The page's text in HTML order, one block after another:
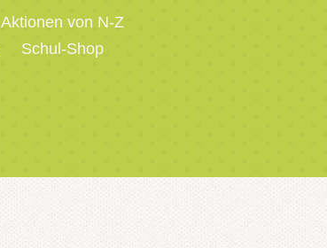
Aktionen von N-Z
Schul-Shop